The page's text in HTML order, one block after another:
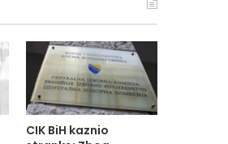
CIK BiH kaznio